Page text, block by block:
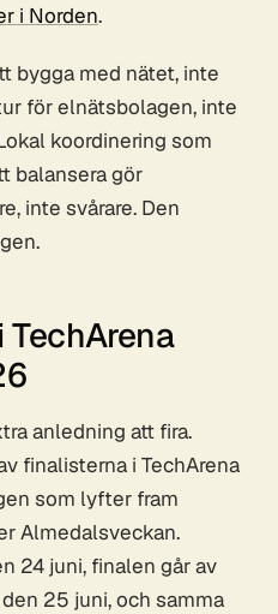
i Norden.
bygga med nätet, inte
för elnätsbolagen, inte
koordinering som
balansera gör
inte svårare. Den
anledning att fira.
finalisterna i TechArena
som lyfter fram
Almedalsveckan.
24 juni, finalen går av
25 juni, och samma